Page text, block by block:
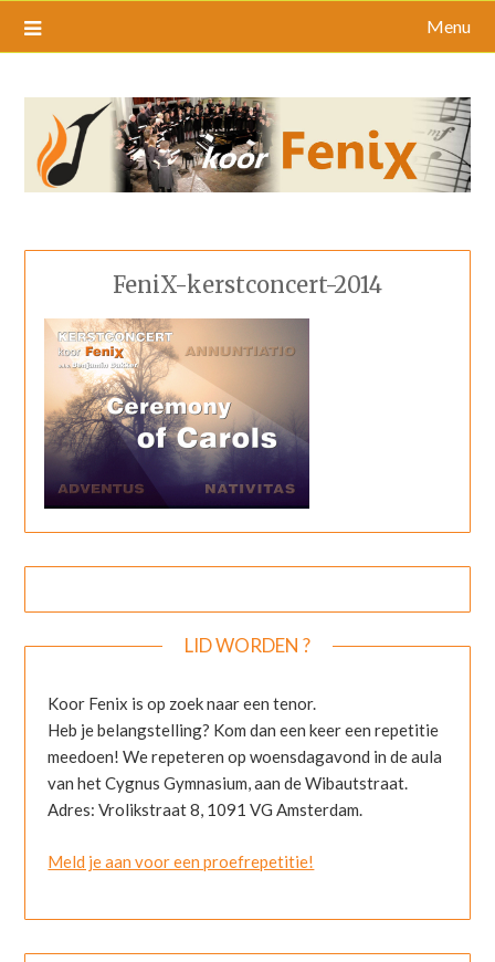
Menu
FeniX-kerstconcert-2014
LID WORDEN ?
Koor Fenix is op zoek naar een tenor.
Heb je belangstelling? Kom dan een keer een repetitie
meedoen! We repeteren op woensdagavond in de aula
van het Cygnus Gymnasium, aan de Wibautstraat.
Adres: Vrolikstraat 8, 1091 VG Amsterdam.
Meld je aan voor een proefrepetitie!